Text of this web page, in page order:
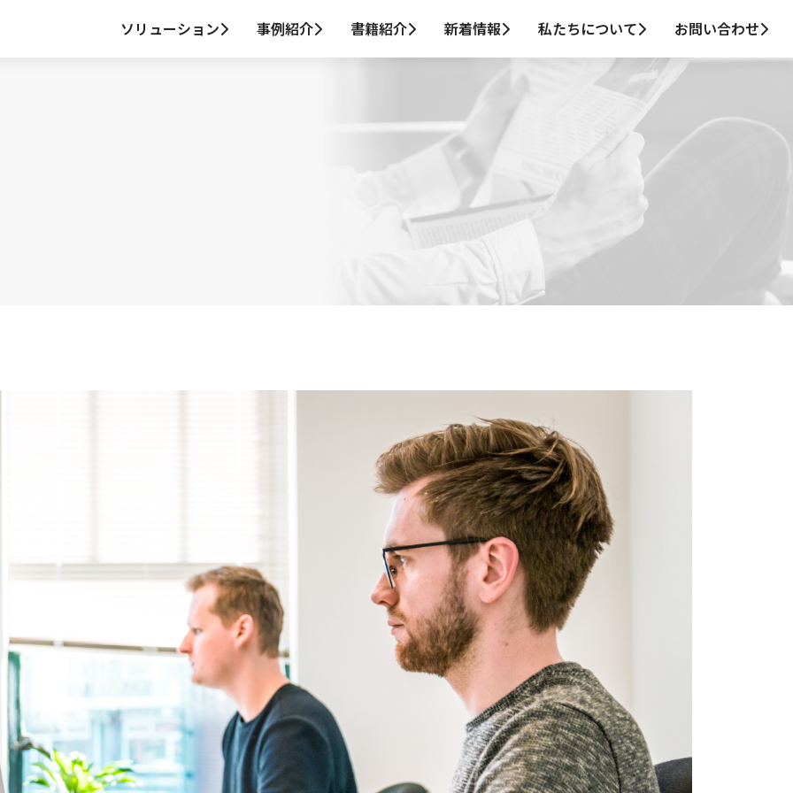
ソリューション 事例紹介 書籍紹介 新着情報 私たちについて お問い合わせ